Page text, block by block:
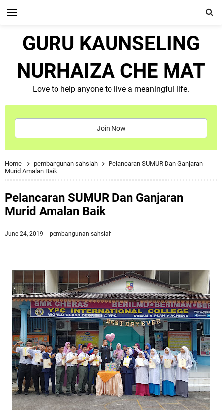
GURU KAUNSELING
NURHAIZA CHE MAT
Love to help anyone to live a meaningful life.
Join Now
Home pembangunan sahsiah
Pelancaran SUMUR Dan Ganjaran
Murid Amalan Baik
Pelancaran SUMUR Dan Ganjaran
Murid Amalan Baik
June 24, 2019 pembangunan sahsiah